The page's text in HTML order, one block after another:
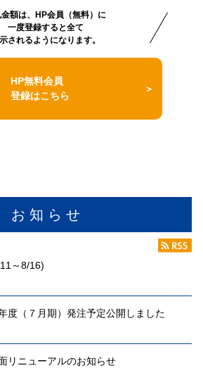
お 知 ら せ
～8/16)
度（７月期）発注予定公開しました
リニューアルのお知らせ
金額は、HP会員（無料）に
一度登録すると全て
されるようになります。
HP無料会員
登録はこちら